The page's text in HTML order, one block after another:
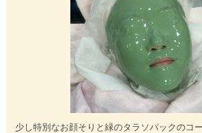
少し特別なお顔そりと緑のタラソパックのコー